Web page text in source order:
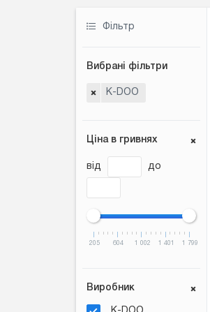
Фільтр
Вибрані фільтри
K-DOO
Ціна в гривнях
від до
205 604 1 002 1 401 1 799
Виробник